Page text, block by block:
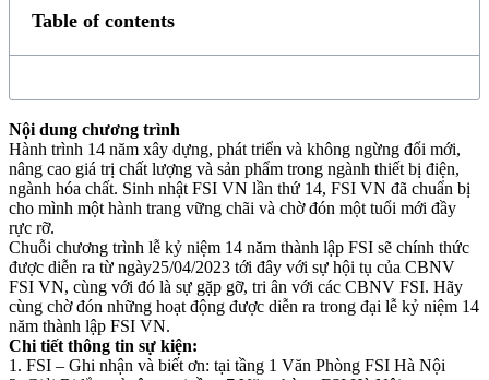
Table of contents
Nội dung chương trình
Hành trình 14 năm xây dựng, phát triển và không ngừng đổi mới,
nâng cao giá trị chất lượng và sản phẩm trong ngành thiết bị điện,
ngành hóa chất. Sinh nhật FSI VN lần thứ 14, FSI VN đã chuẩn bị
cho mình một hành trang vững chãi và chờ đón một tuổi mới đầy
rực rỡ.
Chuỗi chương trình lễ kỷ niệm 14 năm thành lập FSI sẽ chính thức
được diễn ra từ ngày25/04/2023 tới đây với sự hội tụ của CBNV
FSI VN, cùng với đó là sự gặp gỡ, tri ân với các CBNV FSI. Hãy
cùng chờ đón những hoạt động được diễn ra trong đại lễ kỷ niệm 14
năm thành lập FSI VN.
Chi tiết thông tin sự kiện:
1. FSI – Ghi nhận và biết ơn: tại tầng 1 Văn Phòng FSI Hà Nội